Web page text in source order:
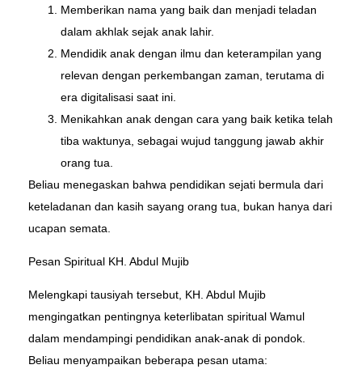
Memberikan nama yang baik dan menjadi teladan
dalam akhlak sejak anak lahir.
Mendidik anak dengan ilmu dan keterampilan yang
relevan dengan perkembangan zaman, terutama di
era digitalisasi saat ini.
Menikahkan anak dengan cara yang baik ketika telah
tiba waktunya, sebagai wujud tanggung jawab akhir
orang tua.
Beliau menegaskan bahwa pendidikan sejati bermula dari
keteladanan dan kasih sayang orang tua, bukan hanya dari
ucapan semata.
Pesan Spiritual KH. Abdul Mujib
Melengkapi tausiyah tersebut, KH. Abdul Mujib
mengingatkan pentingnya keterlibatan spiritual Wamul
dalam mendampingi pendidikan anak-anak di pondok.
Beliau menyampaikan beberapa pesan utama: